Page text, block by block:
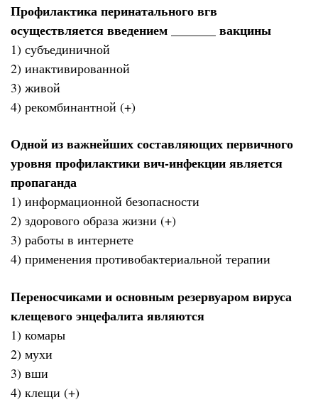
Профилактика перинатального вгв
осуществляется введением _______ вакцины
1) субъединичной
2) инактивированной
3) живой
4) рекомбинантной (+)
Одной из важнейших составляющих первичного
уровня профилактики вич-инфекции является
пропаганда
1) информационной безопасности
2) здорового образа жизни (+)
3) работы в интернете
4) применения противобактериальной терапии
Переносчиками и основным резервуаром вируса
клещевого энцефалита являются
1) комары
2) мухи
3) вши
4) клещи (+)